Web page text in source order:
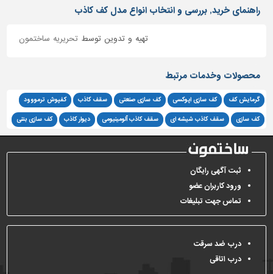
راهنمای خرید, بررسی و انتخاب انواع مدل کف کاذب
تهیه و تدوین توسط تحریریه ساختمون
محصولات وخدمات مرتبط
گرمایش کف کف سازی اپوکسی کف سازی صنعتی سقف کاذب کفپوش ترمووود
کف سازی سقف کاذب شیشه ای سقف کاذب آلومینیومی دیوار کاذب کف سازی بتنی
ثبت آگهی رایگان
ورود کاربران عضو
تماس جهت تبلیغات
درب ضد سرقت
درب اتاقی